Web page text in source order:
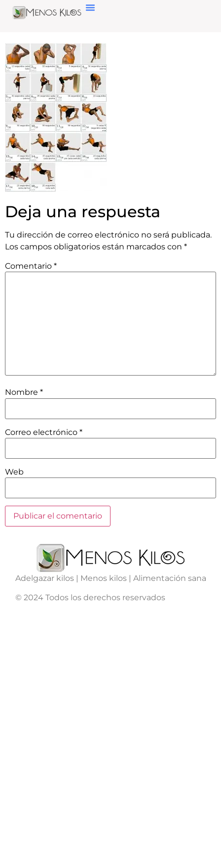
Deja una respuesta
Tu dirección de correo electrónico no será publicada.
Los campos obligatorios están marcados con *
Comentario *
Nombre *
Correo electrónico *
Web
Adelgazar kilos | Menos kilos | Alimentación sana
© 2024 Todos los derechos reservados